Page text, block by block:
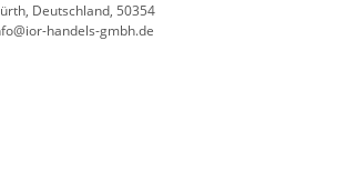
Deutschland, 50354
handels-gmbh.de